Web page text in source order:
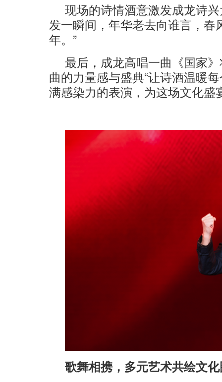
现场的诗情酒意激发成龙诗
发一瞬间，年华老去向谁言，
年。”
最后，成龙高唱一曲《国家
曲的力量感与盛典“让诗酒温暖
满感染力的表演，为这场文化盛
歌舞相携，多元艺术共绘文